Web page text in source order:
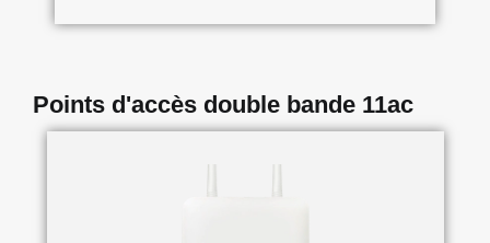
Points d'accès double bande 11ac